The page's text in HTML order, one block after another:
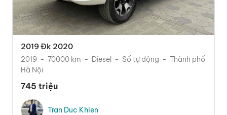
2019 Đk 2020
2019 70000 km Diesel Số tự động
Thành phố
Hà Nội
745 triệu
Tran Duc Khien